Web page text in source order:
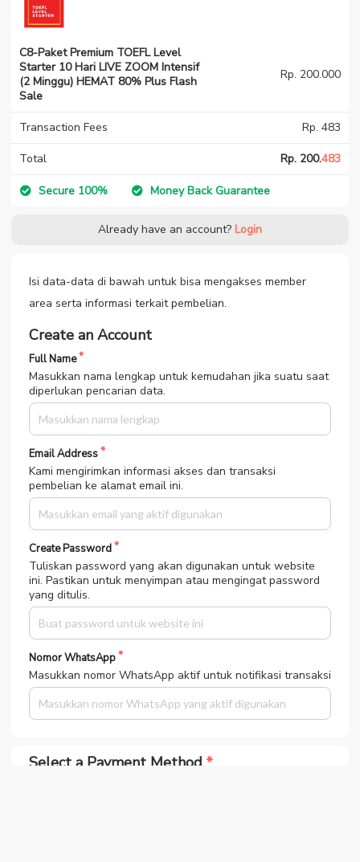
C8-Paket Premium TOEFL Level
Starter 10 Hari LIVE ZOOM Intensif
(2 Minggu) HEMAT 80% Plus Flash
Sale
Rp. 200.000
Transaction Fees Rp. 483
Total Rp. 200.483
Secure 100% Money Back Guarantee
Already have an account? Login
Isi data-data di bawah untuk bisa mengakses member
area serta informasi terkait pembelian.
Create an Account
Full Name
Masukkan nama lengkap untuk kemudahan jika suatu saat
diperlukan pencarian data.
Email Address
Kami mengirimkan informasi akses dan transaksi
pembelian ke alamat email ini.
Create Password
Tuliskan password yang akan digunakan untuk website
ini. Pastikan untuk menyimpan atau mengingat password
yang ditulis.
Nomor WhatsApp
Masukkan nomor WhatsApp aktif untuk notifikasi transaksi
Select a Payment Method